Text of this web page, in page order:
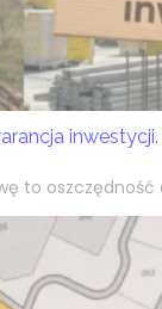
inwestycji.
to oszczędność